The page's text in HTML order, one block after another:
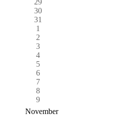
30
31
1
2
3
4
5
6
7
8
9
November